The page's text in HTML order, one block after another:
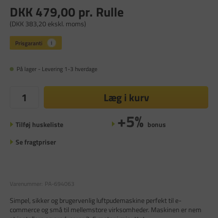
DKK 479,00 pr. Rulle
(DKK 383,20 ekskl. moms)
På lager - Levering 1-3 hverdage
Læg i kurv
Tilføj huskeliste +5% bonus
Se fragtpriser
Varenummer: PA-694063
Simpel, sikker og brugervenlig luftpudemaskine perfekt til e-
commerce og små til mellemstore virksomheder. Maskinen er nem